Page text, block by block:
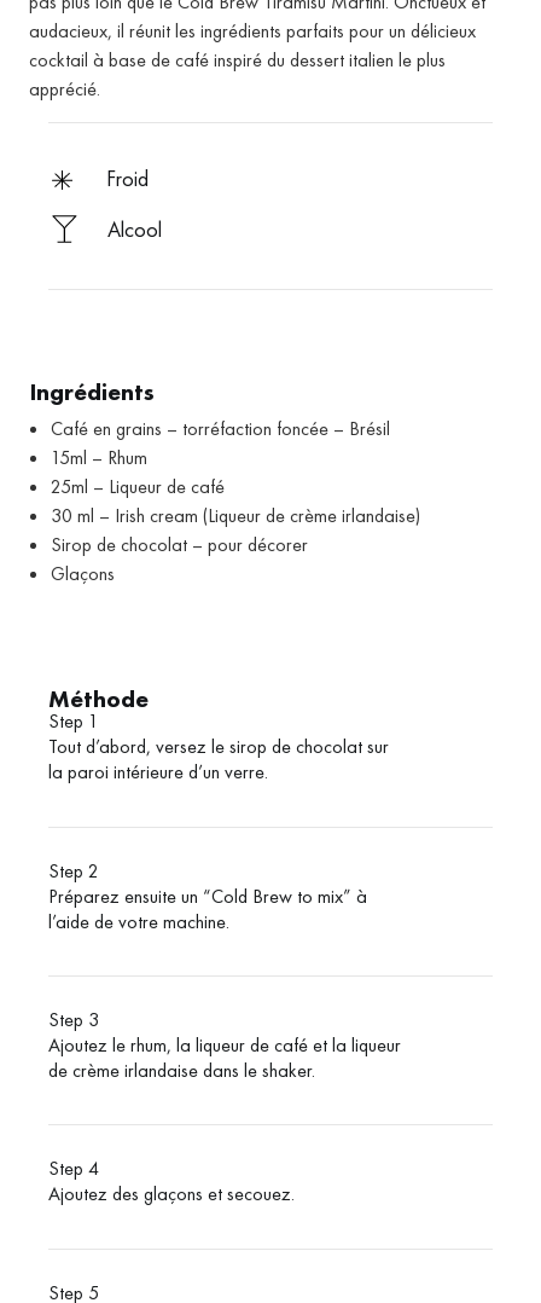
audacieux, il réunit les ingrédients parfaits pour un délicieux
cocktail à base de café inspiré du dessert italien le plus
apprécié.
froid
Alcool
Ingrédients
Café en grains – torréfaction foncée – Brésil
15ml – Rhum
25ml – Liqueur de café
30 ml – Irish cream (Liqueur de crème irlandaise)
Sirop de chocolat – pour décorer
Glaçons
Méthode
Step 1
Tout d’abord, versez le sirop de chocolat sur
la paroi intérieure d’un verre.
Step 2
Préparez ensuite un “Cold Brew to mix” à
l’aide de votre machine.
Step 3
Ajoutez le rhum, la liqueur de café et la liqueur
de crème irlandaise dans le shaker.
Step 4
Ajoutez des glaçons et secouez.
Step 5